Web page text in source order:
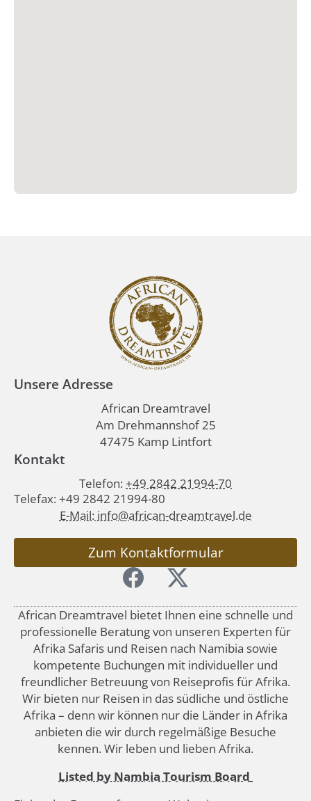
Unsere Adresse
African Dreamtravel
Am Drehmannshof 25
47475 Kamp Lintfort
Kontakt
Telefon: +49 2842 21994-70
Telefax: +49 2842 21994-80
E-Mail: info@african-dreamtravel.de
Zum Kontaktformular
African Dreamtravel bietet Ihnen eine schnelle und
professionelle Beratung von unseren Experten für
Afrika Safaris und Reisen nach Namibia sowie
kompetente Buchungen mit individueller und
freundlicher Betreuung von Reiseprofis für Afrika.
Wir bieten nur Reisen in das südliche und östliche
Afrika – denn wir können nur die Länder in Afrika
anbieten die wir durch regelmäßige Besuche
kennen. Wir leben und lieben Afrika.
Listed by Nambia Tourism Board